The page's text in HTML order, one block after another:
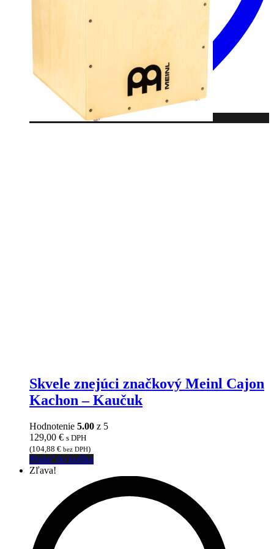
Skvele znejúci značkový Meinl Cajon
Kachon – Kaučuk
Hodnotenie 5.00 z 5
129,00 € s DPH
(104,88 € bez DPH)
Pridať do košíka
Zľava!